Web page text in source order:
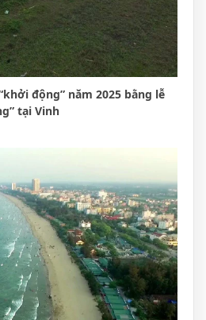
động” năm 2025 bằng lễ
tại Vinh